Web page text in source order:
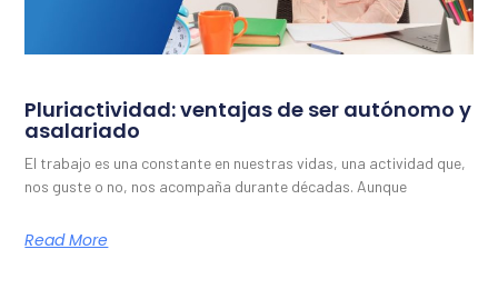
Pluriactividad: ventajas de ser autónomo y
asalariado
El trabajo es una constante en nuestras vidas, una actividad que,
nos guste o no, nos acompaña durante décadas. Aunque
Read More